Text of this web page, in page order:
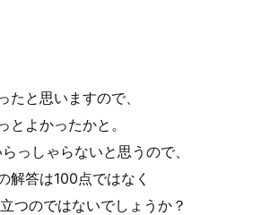
と思いますので、
よかったかと。
っしゃらないと思うので、
解答は100点ではなく
つのではないでしょうか？